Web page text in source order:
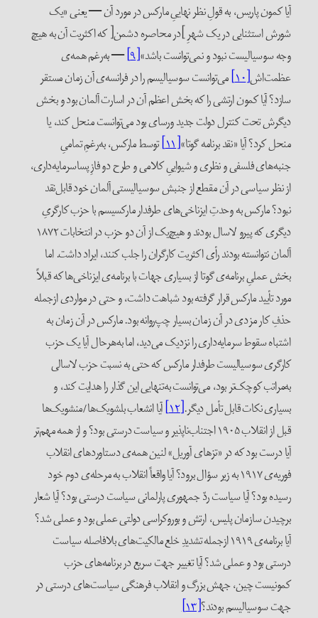
آیا کمون پاریس، به قولِ نظر نهاییِ مارکس در مورد آن — یعنی «یک
شورش استثنایی در یک شهرِ ]در محاصره دشمن[ که اکثریت آن به هیچ
وجه سوسیالیست نبود و نمی‌توانست باشد»[۹] — به‌رغم همه‌ی
عظمت‌اش[۱۰]
می‌توانست سوسیالیسم را در فرانسه‌ی آن زمان مستقر
سازد؟ آیا کمون ارتشی را که بخش اعظم آن در اسارت آلمان بود و بخش
دیگرش تحت کنترل دولت جدید ورسای بود می‌توانست منحل کند، یا
منحل کرد؟ آیا «نقد برنامه گوتا»[۱۱]
توسط مارکس، به‌رغمِ تمامیِ
جنبه‌های فلسفی و نظری و شیواییِ کلامی و طرح دو فازِ پساسرمایه‌داری،
از نظر سیاسی در آن مقطع از جنبش سوسیالیستی آلمان خود قابل‌نقد
نبود؟ مارکس به وحدتِ ایزناخی‌های طرفدار مارکسیسم با حزب کارگریِ
دیگری که پیرو لاسال بودند و هیچ‌یک از آن دو حزب در انتخابات ۱۸۷۲
آلمان نتوانسته بودند رأی اکثریت کارگران را جلب کنند، ایراد داشت. اما
بخش عملیِ برنامه‌ی گوتا از بسیاری جهات با برنامه‌ی ایزناخی‌ها که قبلاً
مورد تأیید مارکس قرار گرفته بود شباهت داشت، و حتی در مواردی ازجمله
حذفِ کار مزدی در آن زمان بسیار چپ‌روانه بود. مارکس در آن زمان به
اشتباه سقوط سرمایه‌داری را نزدیک می‌دید، اما به‌هرحال آیا یک حزب
کارگری سوسیالیست طرفدار مارکس که حتی به نسبت حزب لاسالی
به‌مراتب کوچک‌تر بود، می‌توانست به‌تنهایی این گذار را هدایت کند، و
بسیاری نکات قابل تأمل دیگر.[۱۲]
آیا انشعاب بلشویک‌ها/منشویک‌ها
قبل از انقلاب ۱۹۰۵ اجتناب‌ناپذیر و سیاست درستی بود؟ و از همه مهم‌تر
آیا درست بود که در «تز‌های آوریل» لنین همه‌ی دستاوردهای انقلاب
فوریه‌ی ۱۹۱۷ به زیر سؤال برود؟ آیا واقعاً انقلاب به مرحله‌ی دوم خود
رسیده بود؟ آیا سیاست ردّ جمهوری پارلمانی سیاست درستی بود؟ آیا شعار
برچیدن سازمان پلیس، ارتش و بوروکراسی دولتی عملی بود و عملی شد؟
آیا برنامه‌ی ۱۹۱۹ ازجمله تشدیدِ خلع مالکیت‌های بلافاصله سیاست
درستی بود و عملی شد؟ آیا تغییر جهت سریع در برنامه‌های حزب
کمونیست چین، جهش بزرگ و انقلاب فرهنگی سیاست‌های درستی در
جهت سوسیالیسم بودند؟[۱۳]